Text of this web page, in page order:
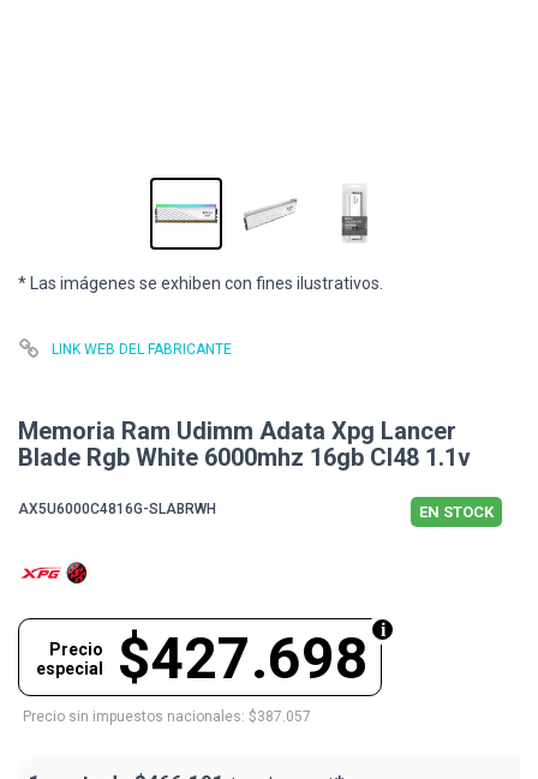
* Las imágenes se exhiben con fines ilustrativos.
LINK WEB DEL FABRICANTE
Memoria Ram Udimm Adata Xpg Lancer
Blade Rgb White 6000mhz 16gb Cl48 1.1v
AX5U6000C4816G-SLABRWH EN STOCK
$427.698
Precio
especial
Precio sin impuestos nacionales: $387.057